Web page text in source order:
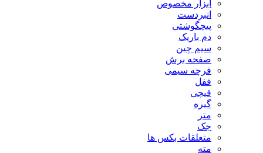
ابزار مخصوص
انبردست
پیچگوشتی
دم باریک
سیم چین
صفحه برش
فرچه سیمی
ففل
قیچی
گیره
متر
جک
متعلقات بکس ها
مته